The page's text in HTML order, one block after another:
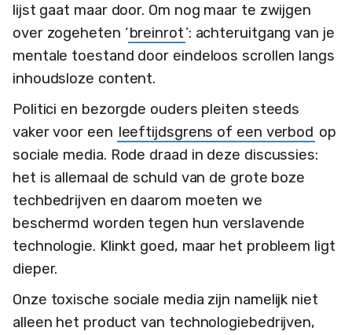
lijst gaat maar door. Om nog maar te zwijgen
over zogeheten ‘breinrot’: achteruitgang van je
mentale toestand door eindeloos scrollen langs
inhoudsloze content.
Politici en bezorgde ouders pleiten steeds
vaker voor een leeftijdsgrens of een verbod op
sociale media. Rode draad in deze discussies:
het is allemaal de schuld van de grote boze
techbedrijven en daarom moeten we
beschermd worden tegen hun verslavende
technologie. Klinkt goed, maar het probleem ligt
dieper.
Onze toxische sociale media zijn namelijk niet
alleen het product van technologiebedrijven,